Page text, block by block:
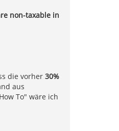
non-taxable in
die vorher30%
aus
To" wäre ich